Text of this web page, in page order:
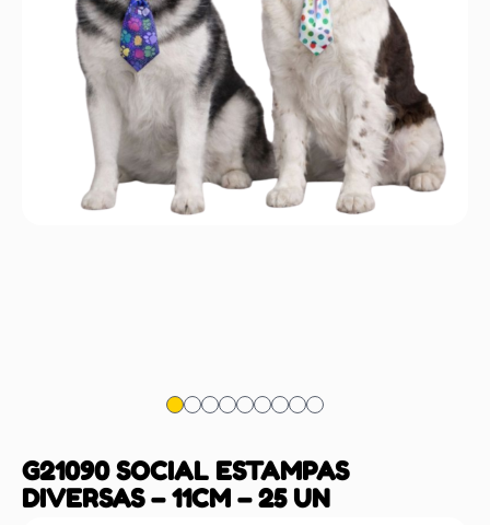
G21090 SOCIAL ESTAMPAS
DIVERSAS – 11CM – 25 UN